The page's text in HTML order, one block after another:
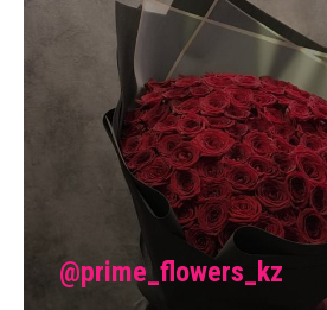
@prime_flowers_kz